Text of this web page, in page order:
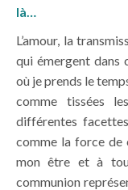
là…
L’amour, la
qui émergent dans
où je prends le
comme tissées
différentes
comme la force de
mon être et à
communion